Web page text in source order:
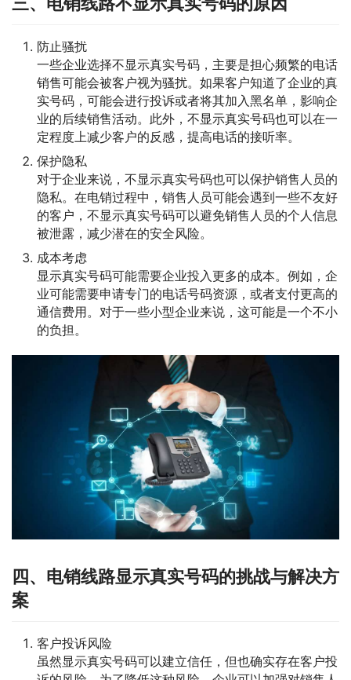
防止骚扰
一些企业选择不显示真实号码，主要是担心频繁的电话
销售可能会被客户视为骚扰。如果客户知道了企业的真
实号码，可能会进行投诉或者将其加入黑名单，影响企
业的后续销售活动。此外，不显示真实号码也可以在一
定程度上减少客户的反感，提高电话的接听率。
保护隐私
对于企业来说，不显示真实号码也可以保护销售人员的
隐私。在电销过程中，销售人员可能会遇到一些不友好
的客户，不显示真实号码可以避免销售人员的个人信息
被泄露，减少潜在的安全风险。
成本考虑
显示真实号码可能需要企业投入更多的成本。例如，企
业可能需要申请专门的电话号码资源，或者支付更高的
通信费用。对于一些小型企业来说，这可能是一个不小
的负担。
四、电销线路显示真实号码的挑战与解决方
案
客户投诉风险
虽然显示真实号码可以建立信任，但也确实存在客户投